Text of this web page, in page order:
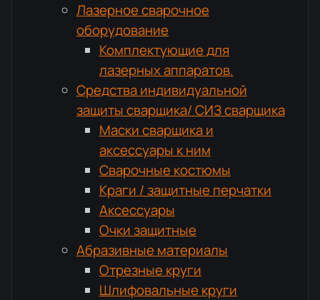
Лазерное сварочное
оборудование
Комплектующие для
лазерных аппаратов.
Средства индивидуальной
защиты сварщика/ СИЗ сварщика
Маски сварщика и
аксессуары к ним
Сварочные костюмы
Краги / защитные перчатки
Аксессуары
Очки защитные
Абразивные материалы
Отрезные круги
Шлифовальные круги